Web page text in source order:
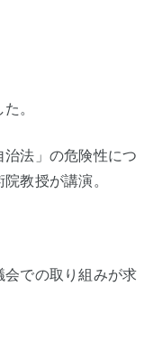
。
法」の危険性につ
教授が講演。
での取り組みが求